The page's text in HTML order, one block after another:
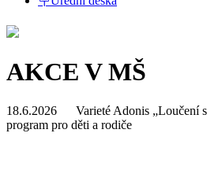
AKCE V MŠ
18.6.2026 Varieté Adonis „Loučení s
program pro děti a rodiče